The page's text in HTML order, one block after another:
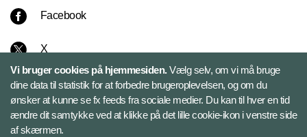
Facebook
X
Instagram
Bluesky
Vi bruger cookies på hjemmesiden.Vælg selv, om vi må bruge
dine data til statistik for at forbedre brugeroplevelsen, og om du
ønsker at kunne se fx feeds fra sociale medier. Du kan til hver en tid
ændre dit samtykke ved at klikke på det lille cookie-ikon i venstre side
af skærmen.